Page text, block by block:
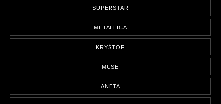
SUPERSTAR
METALLICA
KRYŠTOF
MUSE
ANETA